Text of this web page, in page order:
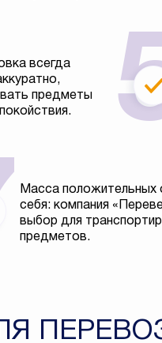
всегда
предметы
Масса положительных
себя: компания
выбор для
предметов.